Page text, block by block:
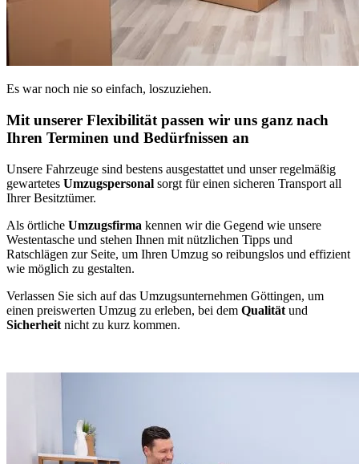
Es war noch nie so einfach, loszuziehen.
Mit unserer Flexibilität passen wir uns ganz nach
Ihren Terminen und Bedürfnissen an
Unsere Fahrzeuge sind bestens ausgestattet und unser regelmäßig
gewartetes Umzugspersonal sorgt für einen sicheren Transport all
Ihrer Besitztümer.
Als örtliche Umzugsfirma kennen wir die Gegend wie unsere
Westentasche und stehen Ihnen mit nützlichen Tipps und
Ratschlägen zur Seite, um Ihren Umzug so reibungslos und effizient
wie möglich zu gestalten.
Verlassen Sie sich auf das Umzugsunternehmen Göttingen, um
einen preiswerten Umzug zu erleben, bei dem Qualität und
Sicherheit nicht zu kurz kommen.